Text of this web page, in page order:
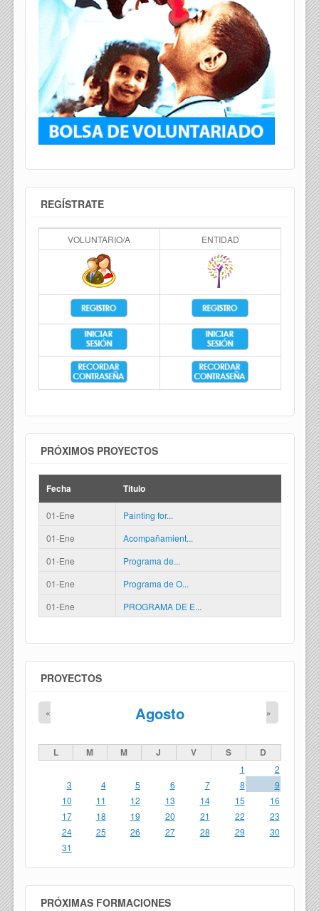
REGÍSTRATE
VOLUNTARIO/A ENTIDAD
PRÓXIMOS PROYECTOS
Fecha Titulo
01-Ene
Painting for...
01-Ene
Acompañamient...
01-Ene
Programa de...
01-Ene
Programa de O...
01-Ene
PROGRAMA DE E...
PROYECTOS
Agosto
« »
L M M J V S D
1
2
3
4 5 6 7 8
9
10
11 12 13 14 15
16
17
18 19 20 21 22
23
24
25 26 27 28 29
30
31
PRÓXIMAS FORMACIONES